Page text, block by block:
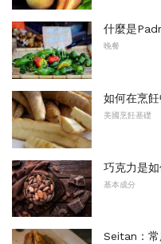
什麼是
晚餐
如何在烹
美國烹飪基礎
巧克力是
基本成分
Seitan：